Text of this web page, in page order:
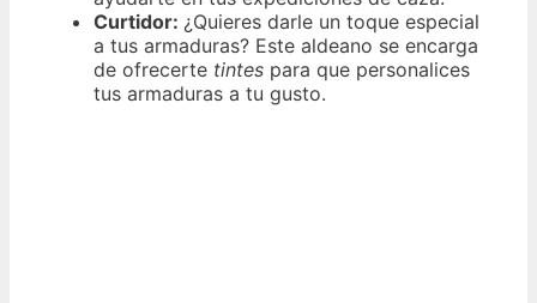
Curtidor: ¿Quieres darle un toque especial
a tus armaduras? Este aldeano se encarga
de ofrecerte tintes para que personalices
tus armaduras a tu gusto.